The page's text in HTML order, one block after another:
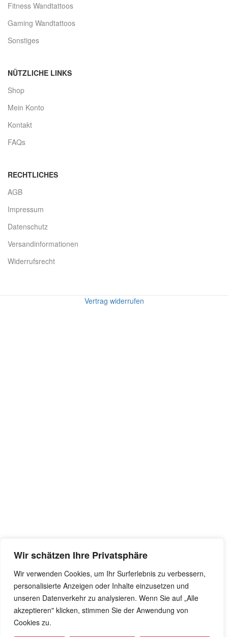
Wir schätzen Ihre Privatsphäre
Wir verwenden Cookies, um Ihr Surferlebnis zu verbessern,
personalisierte Anzeigen oder Inhalte einzusetzen und
unseren Datenverkehr zu analysieren. Wenn Sie auf „Alle
akzeptieren" klicken, stimmen Sie der Anwendung von
Cookies zu.
Fitness Wandtattoos
Gaming Wandtattoos
Sonstiges
NÜTZLICHE LINKS
Shop
Mein Konto
Kontakt
FAQs
RECHTLICHES
AGB
Impressum
Datenschutz
Versandinformationen
Widerrufsrecht
Vertrag widerrufen